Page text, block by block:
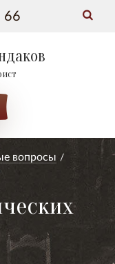
66
вопросы